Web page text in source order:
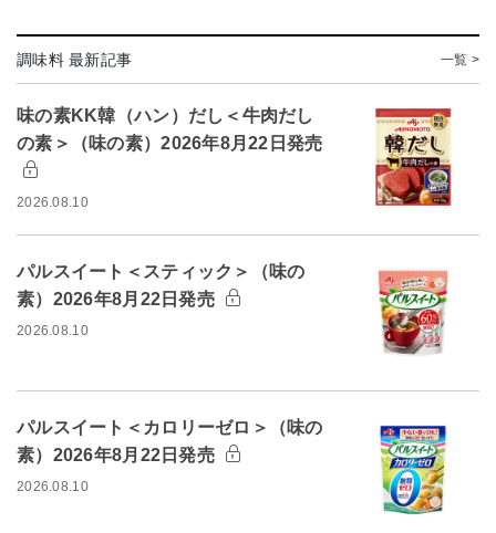
調味料 最新記事 一覧 >
味の素KK韓（ハン）だし＜牛肉だし
の素＞（味の素）2026年8月22日発売
2026.08.10
パルスイート＜スティック＞（味の
素）2026年8月22日発売
2026.08.10
パルスイート＜カロリーゼロ＞（味の
素）2026年8月22日発売
2026.08.10